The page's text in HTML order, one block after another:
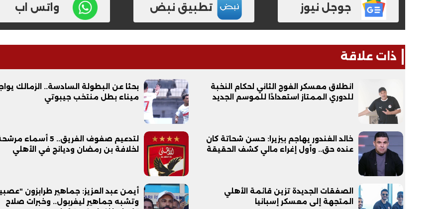
جوجل نيوز تطبيق نبض واتس اب
ذات علاقة
انطلاق معسكر الفوج الثاني لحكام النخبة
للدوري الممتاز استعدادًا للموسم الجديد
بحثا عن البطولة السادسة.. الزمالك
ميناء بطل منتخب جيبوتي
خالد الغندور يهاجم بيزيرا: حسن شحاتة كان
عنده حق.. وأول إغراء مالي كشف الحقيقة
لتدعيم صفوف الفريق.. 5 أسماء
لخلافة بن رمضان وديانج في الأهلي
الصفقات الجديدة تزين قائمة الأهلي
المتجهة إلى معسكر إسبانيا
أيمن عبد العزيز: جماهير طرابزون
وتشبه جماهير ليفربول.. وخبرات صلاح
فيديو فيديو